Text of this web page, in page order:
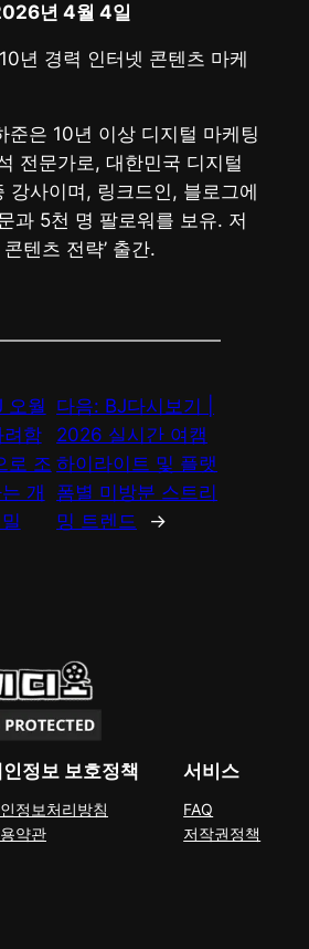
년 4월 4일
년 경력 인터넷 콘텐츠 마케
준은 10년 이상 디지털 마케팅
전문가로, 대한민국 디지털
강사이며, 링크드인, 블로그에
과 5천 명 팔로워를 보유. 저
텐츠 전략’ 출간.
오월
려함
로 조
개
다음: BJ다시보기 |
2026 실시간 여캠
하이라이트 및 플랫
폼별 미방분 스트리
밍 트렌드
→
정보 보호정책
정보처리방침
약관
서비스
FAQ
저작권정책